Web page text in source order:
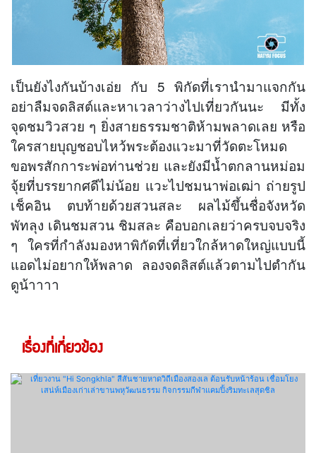
เป็นยังไงกันบ้างเอ่ย กับ 5 พิกัดที่เรานำมาแจกกัน
อย่าลืมจดลิสต์และหาเวลาว่างไปเที่ยวกันนะ มีทั้ง
จุดชมวิวสวย ๆ ยิ่งสายธรรมชาติห้ามพลาดเลย หรือ
ใครสายบุญชอบไหว้พระต้องแวะมาที่วัดตะโหมด
ขอพรสักการะพ่อท่านช่วย และยังมีน้ำตกลานหม่อม
จุ้ยที่บรรยากศดีไม่น้อย แวะไปชมนาพ่อเฒ่า ถ่ายรูป
เช็คอิน ตบท้ายด้วยสวนสละ ผลไม้ขึ้นชื่อจังหวัด
พัทลุง เดินชมสวน ชิมสละ คือบอกเลยว่าครบจบจริง
ๆ ใครที่กำลังมองหาพิกัดที่เที่ยวใกล้หาดใหญ่แบบนี้
แอดไม่อยากให้พลาด ลองจดลิสต์แล้วตามไปตำกัน
ดูน้าาาา
เรื่องที่เกี่ยวข้อง